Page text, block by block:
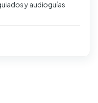
y audioguías